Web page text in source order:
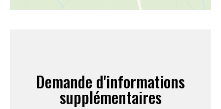
Demande d'informations
supplémentaires